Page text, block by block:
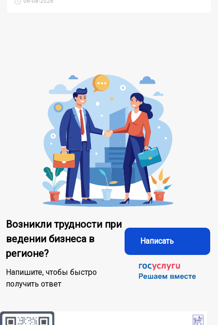
Возникли трудности при
ведении бизнеса в
регионе?
Напишите, чтобы быстро
получить ответ
Написать